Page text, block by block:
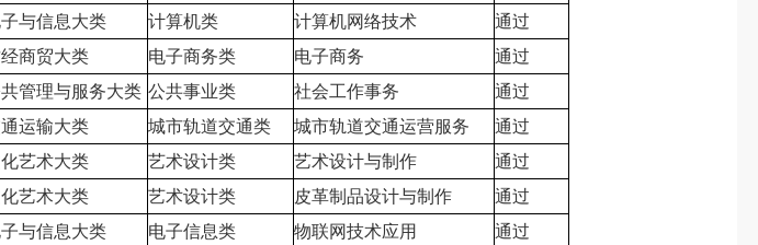
与信息大类 计算机类 计算机网络技术
通过
商贸大类 电子商务类 电子商务
通过
管理与服务大类 公共事业类 社会工作事务
通过
运输大类 城市轨道交通类 城市轨道交通运营服务
通过
艺术大类 艺术设计类 艺术设计与制作
通过
艺术大类 艺术设计类 皮革制品设计与制作
通过
与信息大类 电子信息类 物联网技术应用
通过